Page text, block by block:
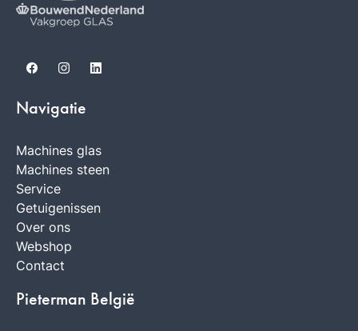
Facebook
InstagramLinkedIn
Navigatie
Machines glas
Machines steen
Service
Getuigenissen
Over ons
Webshop
Contact
Pieterman België